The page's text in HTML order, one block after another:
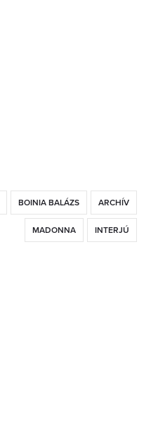
BOINIA BALÁZS ARCHÍV
MADONNA INTERJÚ